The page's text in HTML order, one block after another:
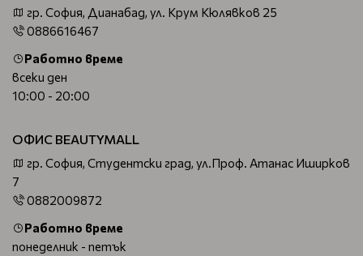
гр. София, Дианабад, ул. Крум Кюлявков 25
0886616467
Работно време
всеки ден
10:00 - 20:00
ОФИС BEAUTYMALL
гр. София, Студентски град, ул.Проф. Атанас Иширков
7
0882009872
Работно време
понеделник - петък